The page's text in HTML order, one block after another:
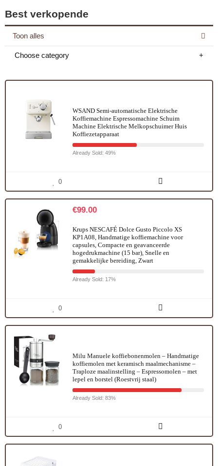
Best verkopende
Toon alles
Choose category
WSAND Semi-automatische Elektrische
Koffiemachine Espressomachine Schuim
Machine Elektrische Melkopschuimer Huis
Koffiezetapparaat
Already Sold: 49%
0
€99.00
Krups NESCAFÉ Dolce Gusto Piccolo XS
KP1A08, Handmatige koffiemachine voor
capsules, Compacte en geavanceerde
hogedrukmachine (15 bar), Snelle en
gemakkelijke bereiding, Zwart
Already Sold: 17%
0
Milu Manuele koffiebonenmolen – Handmatige
koffiemolen met keramisch maalmechanisme –
Traploze maalinstelling – Espressomolen – met
lepel en borstel (Roestvrij staal)
Already Sold: 83%
0